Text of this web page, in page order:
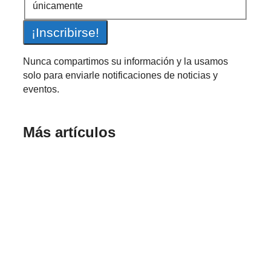
únicamente
Nunca compartimos su información y la usamos
solo para enviarle notificaciones de noticias y
eventos.
Más artículos